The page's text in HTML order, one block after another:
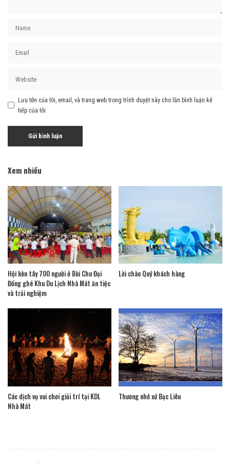
Lưu tên của tôi, email, và trang web trong trình duyệt này cho lần bình luận kế
tiếp của tôi.
Xem nhiều
Hội kèn tây 700 người ở Bùi Chu Đại
Đồng ghé Khu Du Lịch Nhà Mát ăn tiệc
và trải nghiệm
Lời chào Quý khách hàng
Các dịch vụ vui chơi giải trí tại KDL
Nhà Mát
Thương nhớ xứ Bạc Liêu